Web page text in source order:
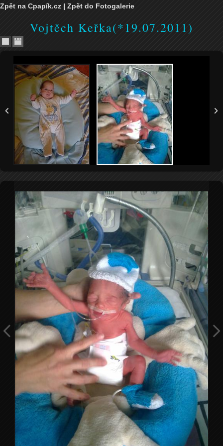
Zpět na Cpapík.cz | Zpět do Fotogalerie
Vojtěch Keřka(*19.07.2011)